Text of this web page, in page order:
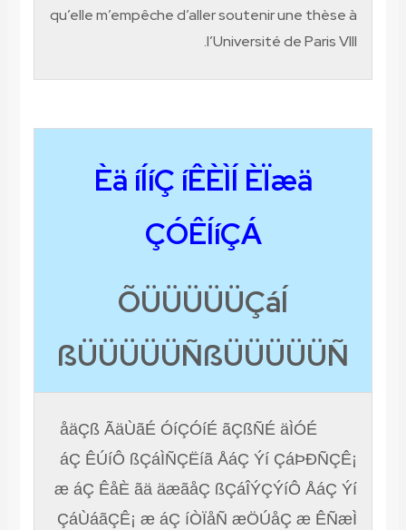
qu’elle m’empêche d’aller soutenir une thèse à
l’Université de Paris VIII.
Èä íÍíÇ íÊÈÌÍ ÈÏæä
ÇÓÊÍíÇÁ
ÕÜÜÜÜÜÇáÍ
ßÜÜÜÜÜÑßÜÜÜÜÜÑ
åäÇß ÃäÙãÉ ÓíÇÓíÉ ãÇßÑÉ äÌÓÉ
áÇ ÊÚíÔ ßÇáÌÑÇËíã ÅáÇ Ýí ÇáÞÐÑÇÊ¡
æ áÇ ÊåÈ ãä äæãåÇ ßÇáÎÝÇÝíÔ ÅáÇ Ýí
ÇáÙáãÇÊ¡ æ áÇ íÒÏåÑ æÖÚåÇ æ ÊÑæÌ